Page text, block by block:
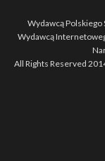
Wydawcą Polskiego
Wydawcą
All Rights Reserved